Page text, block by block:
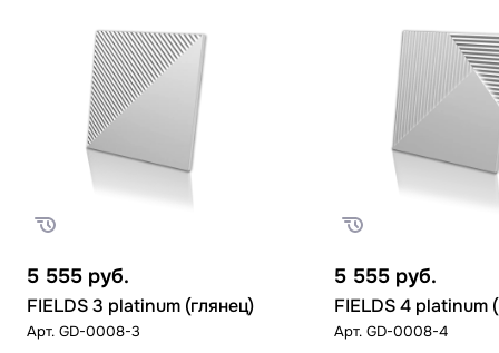
5 555 руб.
FIELDS 3 platinum (глянец)
Арт. GD-0008-3
5 555 руб.
FIELDS 4 platinum
Арт. GD-0008-4